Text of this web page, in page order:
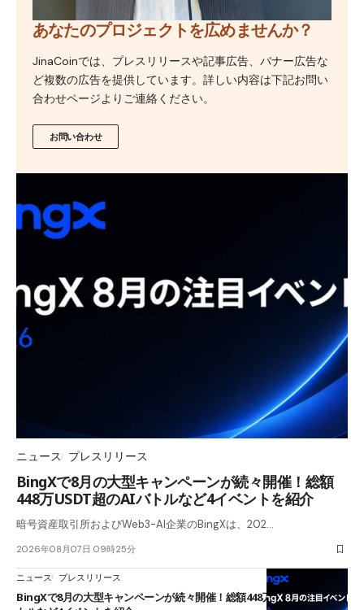
あなたのプロジェクトを広めませんか？
JinaCoinでは、プレスリリースや記事広告、バナー広告な
ど複数の広告を提供しています。詳しい内容は下記お問い
合わせページよりご連絡ください。
お問い合わせ
ニュース プレスリリース
BingXで8月の大型キャンペーンが続々開催！総額
448万USDT超のAIバトルなど4イベントを紹介
暗号資産取引所およびWeb3-AI企業のBingXは、202…
2026年08月07日 09時25分
ニュース プレスリリース
BingXで8月の大型キャンペーンが続々開催！総額448万USDT超のAIバ